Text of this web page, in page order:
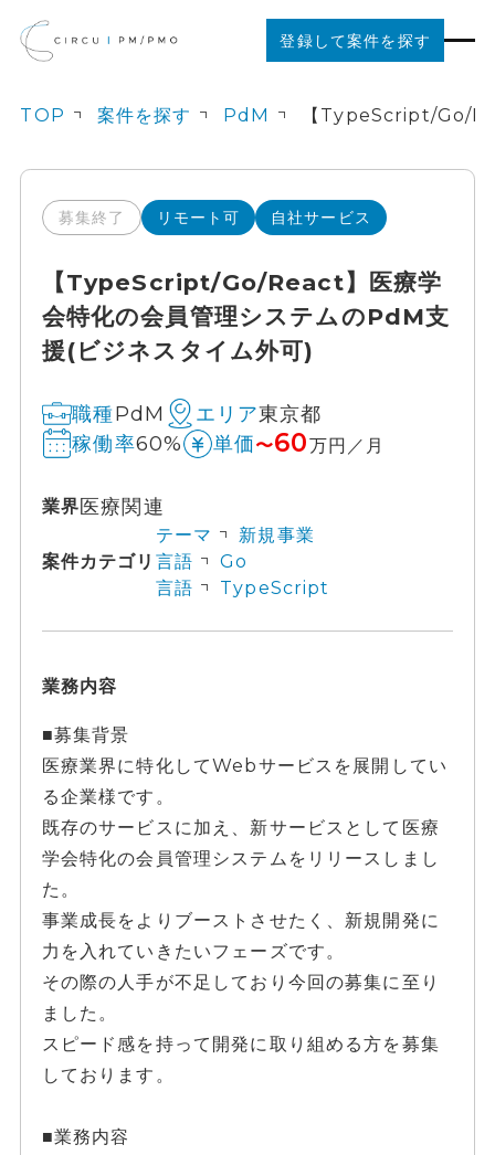
登録して案件を探す
ご利用の流れ
お役立ちコンテンツ
法人の方はこちら
TOP 案件を探す PdM
募集終了 リモート可 自社サービス
【TypeScript/Go/React】医療学
会特化の会員管理システムのPdM支
援(ビジネスタイム外可)
職種PdM エリア東京都
稼働率60% 単価〜60万円／月
業界医療関連
案件カテゴリ
テーマ
新規事業
言語
Go
言語
TypeScript
業務内容
■募集背景
医療業界に特化してWebサービスを展開してい
る企業様です。
既存のサービスに加え、新サービスとして医療
学会特化の会員管理システムをリリースしまし
た。
事業成長をよりブーストさせたく、新規開発に
力を入れていきたいフェーズです。
その際の人手が不足しており今回の募集に至り
ました。
スピード感を持って開発に取り組める方を募集
しております。
■業務内容